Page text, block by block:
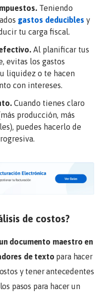
Teniendo
gastos deducibles y
tu carga fiscal.
Al planificar tus
evitas los gastos
liquidez o te hacen
con intereses.
Cuando tienes claro
producción, más
puedes hacerlo de
de costos?
documento maestro en
de texto para hacer
y tener antecedentes
pasos para hacer un